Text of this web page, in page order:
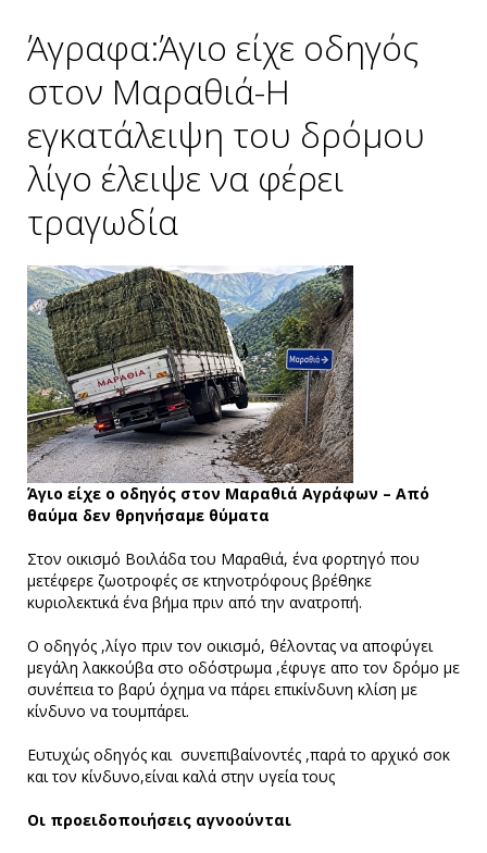
Άγραφα:Άγιο είχε οδηγός
στον Μαραθιά-Η
εγκατάλειψη του δρόμου
λίγο έλειψε να φέρει
τραγωδία
Άγιο είχε ο οδηγός στον Μαραθιά Αγράφων – Από
θαύμα δεν θρηνήσαμε θύματα
Στον οικισμό Βοιλάδα του Μαραθιά, ένα φορτηγό που
μετέφερε ζωοτροφές σε κτηνοτρόφους βρέθηκε
κυριολεκτικά ένα βήμα πριν από την ανατροπή.
Ο οδηγός ,λίγο πριν τον οικισμό, θέλοντας να αποφύγει
μεγάλη λακκούβα στο οδόστρωμα ,έφυγε απο τον δρόμο με
συνέπεια το βαρύ όχημα να πάρει επικίνδυνη κλίση με
κίνδυνο να τουμπάρει.
Ευτυχώς οδηγός και συνεπιβαίνοντές ,παρά το αρχικό σοκ
και τον κίνδυνο,είναι καλά στην υγεία τους
Οι προειδοποιήσεις αγνοούνται